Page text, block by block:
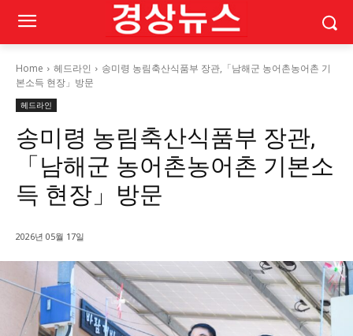
Home 헤드라인
송미령 농림축산식품부 장관,「남해군 농어촌농어촌 기
본소득 현장」방문
헤드라인
송미령 농림축산식품부 장관,
「남해군 농어촌농어촌 기본소
득 현장」방문
2026년 05월 17일